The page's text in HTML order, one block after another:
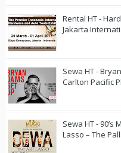
Rental HT -
Jakarta
Sewa HT -
Carlton Pacific
Sewa HT - 90’s
Lasso – The